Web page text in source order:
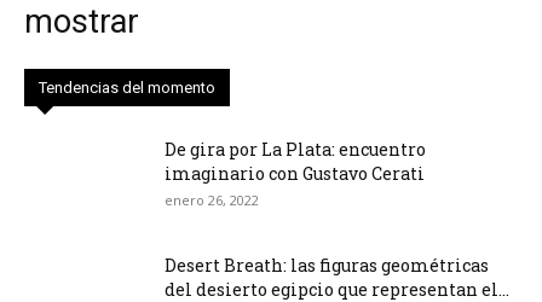
mostrar
Tendencias del momento
De gira por La Plata: encuentro
imaginario con Gustavo Cerati
enero 26, 2022
Desert Breath: las figuras geométricas
del desierto egipcio que representan el...